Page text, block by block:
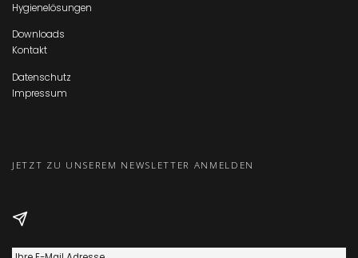
Hygienelösungen
Downloads
Kontakt
Datenschutz
Impressum
JETZT ZU UNSEREM NEWSLETTER ANMELDEN